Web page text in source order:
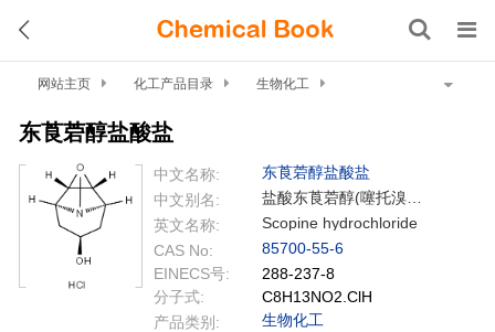
网站主页 化工产品目录
生物化工
东莨菪醇盐酸盐
中文名称:
东莨菪醇盐酸盐
中文别名:
盐酸东莨菪醇(噻托溴铵中间体);东莨菪醇盐酸盐或盐酸东莨菪醇;9-甲基-3-氧杂-9-氮杂三环[3.3.1.02.4]壬烷-7-醇盐酸盐;9-甲基-3-氧代-9-氮杂三环[3.3.1.02.4]壬烷-7-醇盐酸盐;盐酸东莨菪醇(噻托溴铵中间体) 100G;盐酸东莨菪醇;盐酸东莨宕醇;化合物LDN-193189 HCL
英文名称:
Scopine hydrochloride
CAS No:
85700-55-6
EINECS号:
288-237-8
分子式:
C8H13NO2.ClH
产品类别:
生物化工